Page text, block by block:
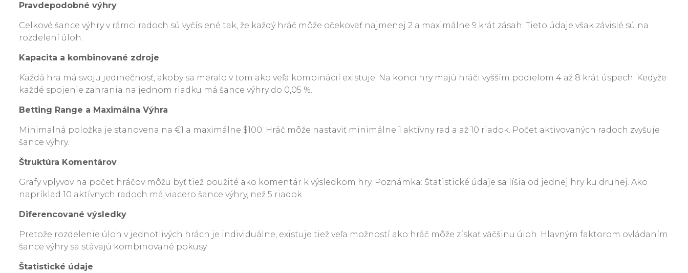
Pravdepodobné výhry
Celkové šance výhry v rámci radoch sú vyčíslené tak, že každý hráč môže očekovať najmenej 2 a maximálne 9 krát zásah. Tieto údaje však závislé sú na
rozdelení úloh.
Kapacita a kombinované zdroje
Každá hra má svoju jedinečnosť, akoby sa meralo v tom ako veľa kombinácií existuje. Na konci hry majú hráči vyšším podielom 4 až 8 krát úspech. Kedyže
každé spojenie zahrania na jednom riadku má šance výhry do 0,05 %.
Betting Range a Maximálna Výhra
Minimalná položka je stanovena na €1 a maximálne $100. Hráč môže nastaviť minimálne 1 aktívny rad a až 10 riadok. Počet aktivovaných radoch zvyšuje
šance výhry.
Štruktúra Komentárov
Grafy vplyvov na počet hráčov môžu byť tiež použité ako komentár k výsledkom hry. Poznámka: Štatistické údaje sa líšia od jednej hry ku druhej. Ako
napríklad 10 aktívnych radoch má viacero šance výhry, než 5 riadok.
Diferencované výsledky
Pretože rozdelenie úloh v jednotlivých hrách je individuálne, existuje tiež veľa možností ako hráč môže získať väčšinu úloh. Hlavným faktorom ovládaním
šance výhry sa stávajú kombinované pokusy.
Štatistické údaje